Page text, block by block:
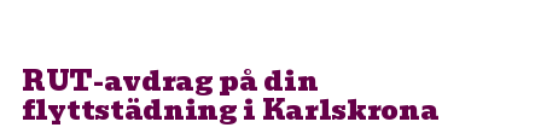
RUT-avdrag på din
flyttstädning i Karlskrona